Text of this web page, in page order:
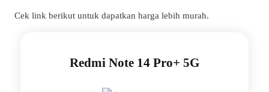
Cek link berikut untuk dapatkan harga lebih murah.
Redmi Note 14 Pro+ 5G